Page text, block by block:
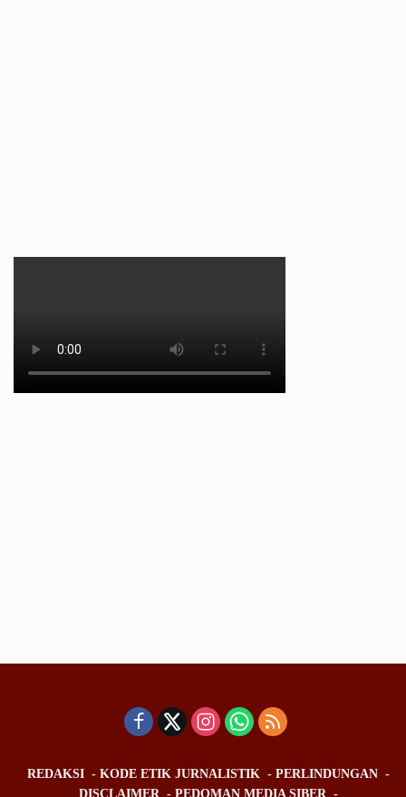
REDAKSI KODE ETIK JURNALISTIK
PERLINDUNGAN
DISCLAIMER
PEDOMAN MEDIA SIBER